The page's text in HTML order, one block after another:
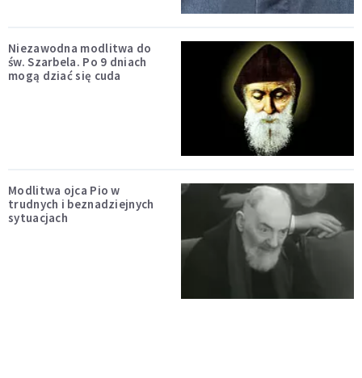
Niezawodna modlitwa do
św. Szarbela. Po 9 dniach
mogą dziać się cuda
Modlitwa ojca Pio w
trudnych i beznadziejnych
sytuacjach